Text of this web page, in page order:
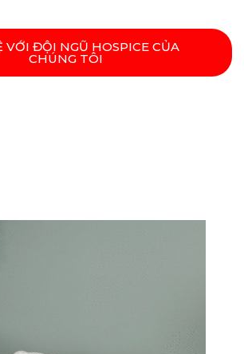
VỚI ĐỘI NGŨ HOSPICE CỦA
CHÚNG TÔI